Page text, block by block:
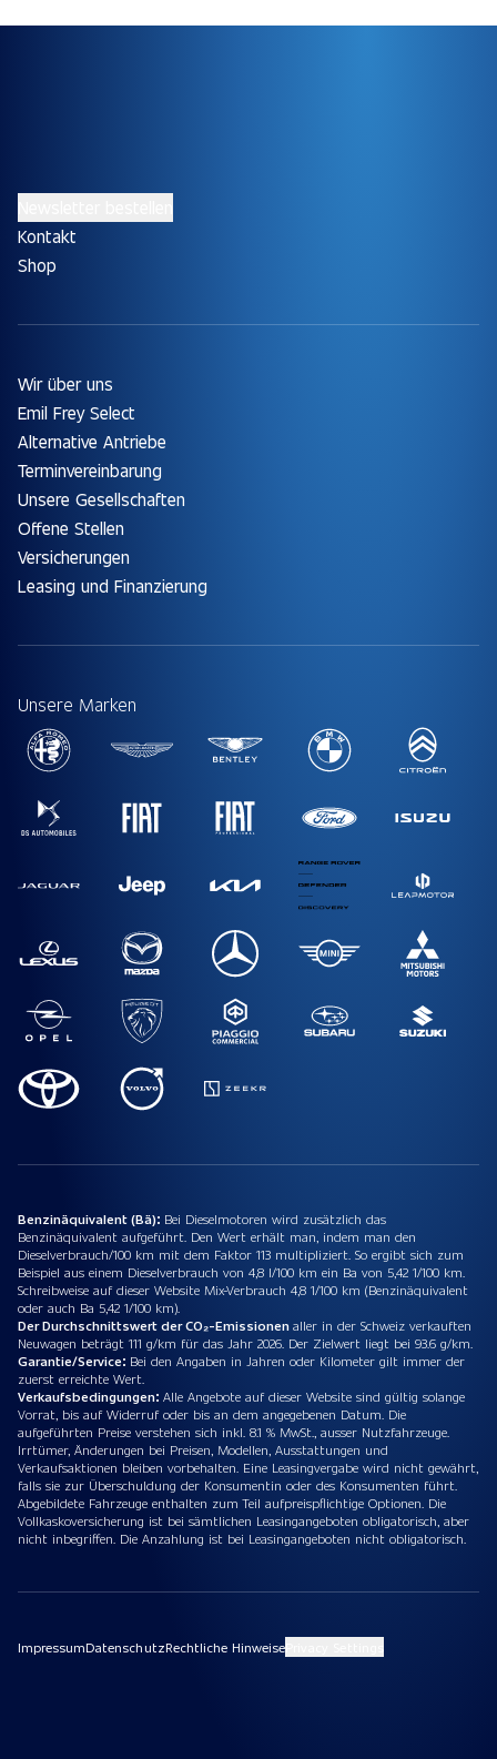
Kontakt
Shop
Wir über uns
Emil Frey Select
Alternative Antriebe
Terminvereinbarung
Unsere Gesellschaften
Offene Stellen
Versicherungen
Leasing und Finanzierung
Unsere Marken
Benzinäquivalent (Bä): Bei Dieselmotoren wird zusätzlich das
Benzinäquivalent aufgeführt. Den Wert erhält man, indem man den
Dieselverbrauch/100 km mit dem Faktor 113 multipliziert. So ergibt sich zum
Beispiel aus einem Dieselverbrauch von 4,8 l/100 km ein Ba von 5,42 1/100 km.
Schreibweise auf dieser Website Mix-Verbrauch 4,8 1/100 km (Benzinäquivalent
oder auch Ba 5,42 1/100 km).
Der Durchschnittswert der CO₂-Emissionenaller in der Schweiz verkauften
Neuwagen beträgt 111 g/km für das Jahr 2026. Der Zielwert liegt bei 93.6 g/km.
Garantie/Service: Bei den Angaben in Jahren oder Kilometer gilt immer der
zuerst erreichte Wert.
Verkaufsbedingungen: Alle Angebote auf dieser Website sind gültig solange
Vorrat, bis auf Widerruf oder bis an dem angegebenen Datum. Die
aufgeführten Preise verstehen sich inkl. 8.1 % MwSt., ausser Nutzfahrzeuge.
Irrtümer, Änderungen bei Preisen, Modellen, Ausstattungen und
Verkaufsaktionen bleiben vorbehalten. Eine Leasingvergabe wird nicht gewährt,
falls sie zur Überschuldung der Konsumentin oder des Konsumenten führt.
Abgebildete Fahrzeuge enthalten zum Teil aufpreispflichtige Optionen. Die
Vollkaskoversicherung ist bei sämtlichen Leasingangeboten obligatorisch, aber
nicht inbegriffen. Die Anzahlung ist bei Leasingangeboten nicht obligatorisch.
ImpressumDatenschutzRechtliche Hinweise